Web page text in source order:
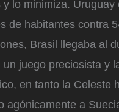
lo minimiza. Uruguay
de habitantes contra
Brasil llegaba al
juego preciosista y
en tanto la Celeste
a